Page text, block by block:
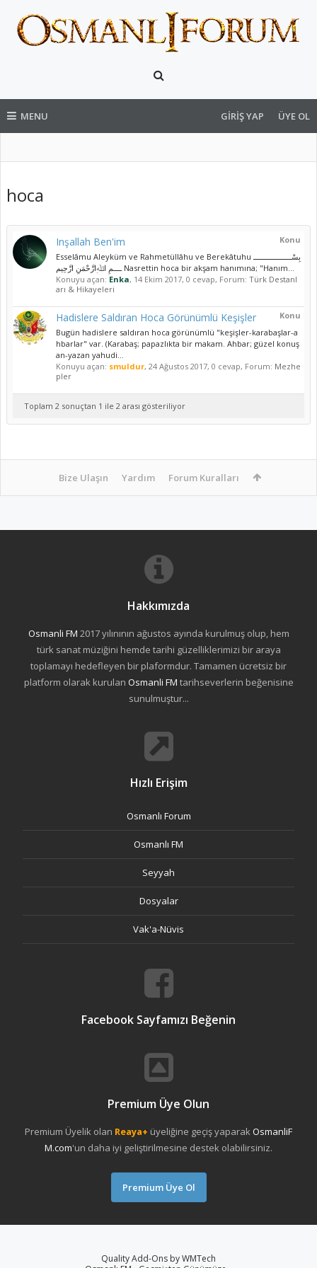
MENU GIRIŞ YAP ÜYE OL
hoca
Konu
Inşallah Ben'im
Esselâmu Aleyküm ve Rahmetüllâhu ve Berekâtuhu بِسْــــــــــــــــــ
ــــمِ اﷲِارَّحْمَنِ ارَّحِيم Nasrettin hoca bir akşam hanımına; "Hanım...
Konuyu açan: Enka, 14 Ekim 2017, 0 cevap, Forum: Türk Destanl
arı & Hikayeleri
Konu
Hadislere Saldıran Hoca Görünümlü Keşişler
Bugün hadislere saldıran hoca görünümlü "keşişler-karabaşlar-a
hbarlar" var. (Karabaş; papazlıkta bir makam. Ahbar; güzel konuş
an-yazan yahudi...
Konuyu açan: smuldur, 24 Ağustos 2017, 0 cevap, Forum: Mezhe
pler
Toplam 2 sonuçtan 1 ile 2 arası gösteriliyor
Bize Ulaşın Yardım Forum Kuralları
Hakkımızda
Osmanli FM 2017 yılınının ağustos ayında kurulmuş olup, hem
türk sanat müziğini hemde tarihi güzelliklerimizi bir araya
toplamayı hedefleyen bir plaformdur. Tamamen ücretsiz bir
platform olarak kurulan Osmanli FM tarihseverlerin beğenisine
sunulmuştur...
Hızlı Erişim
Osmanlı Forum
Osmanlı FM
Seyyah
Dosyalar
Vak'a-Nüvis
Facebook Sayfamızı Beğenin
Premium Üye Olun
Premium Üyelik olan Reaya+ üyeliğine geçiş yaparakOsmanliF
M.com'un daha iyi geliştirilmesine destek olabilirsiniz.
Premium Üye Ol
Quality Add-Ons by WMTech